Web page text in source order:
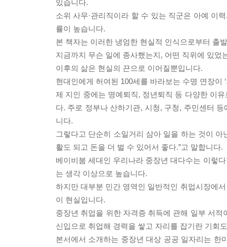
있습니다.
소위 사무·관리직이라 할 수 있는 직군은 아예 이
률이 높습니다.
본 책자는 이러한 냉엄한 현실적 인식으로부터 출
지금까지 무슨 일에 종사했는지, 어떤 직위에 있
이후의 삶은 현실의 끈으로 이어질뿐입니다.
현대인에게 허여된 100세를 바라보는 수명 연장이
제 지인 중에는 명예퇴직, 정년퇴직 등 다양한 이
다. 주로 정부나 산하기관, 시청, 구청, 주민센터
니다.
그렇다고 단순히 소일거리 삼아 일을 하는 것이
활도 되고 돈을 더 벌 수 있어서 좋다.”고 말합니다.
베이비붐 세대인 우리나라 중장년 대다수는 이렇
는 생각 이상으로 높습니다.
하지만 대부분 민간 영역인 일반적인 취업시장에
이 현실입니다.
중장년 취업을 위한 자격증 취득에 관해 일부 서
신입으로 취업해 경력을 쌓고 자리를 잡기란 기회
본서에서 소개하는 중장년 대상 공공 일자리는 한